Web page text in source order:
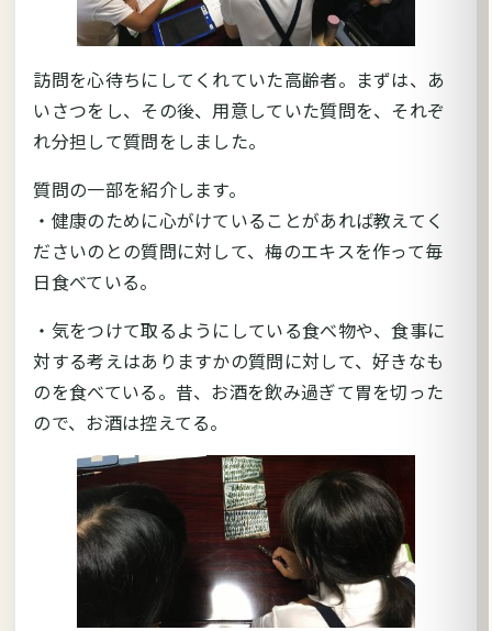
訪問を心待ちにしてくれていた高齢者。まずは、あ
いさつをし、その後、用意していた質問を、それぞ
れ分担して質問をしました。
質問の一部を紹介します。
・健康のために心がけていることがあれば教えてく
ださいのとの質問に対して、梅のエキスを作って毎
日食べている。
・気をつけて取るようにしている食べ物や、食事に
対する考えはありますかの質問に対して、好きなも
のを食べている。昔、お酒を飲み過ぎて胃を切った
ので、お酒は控えてる。